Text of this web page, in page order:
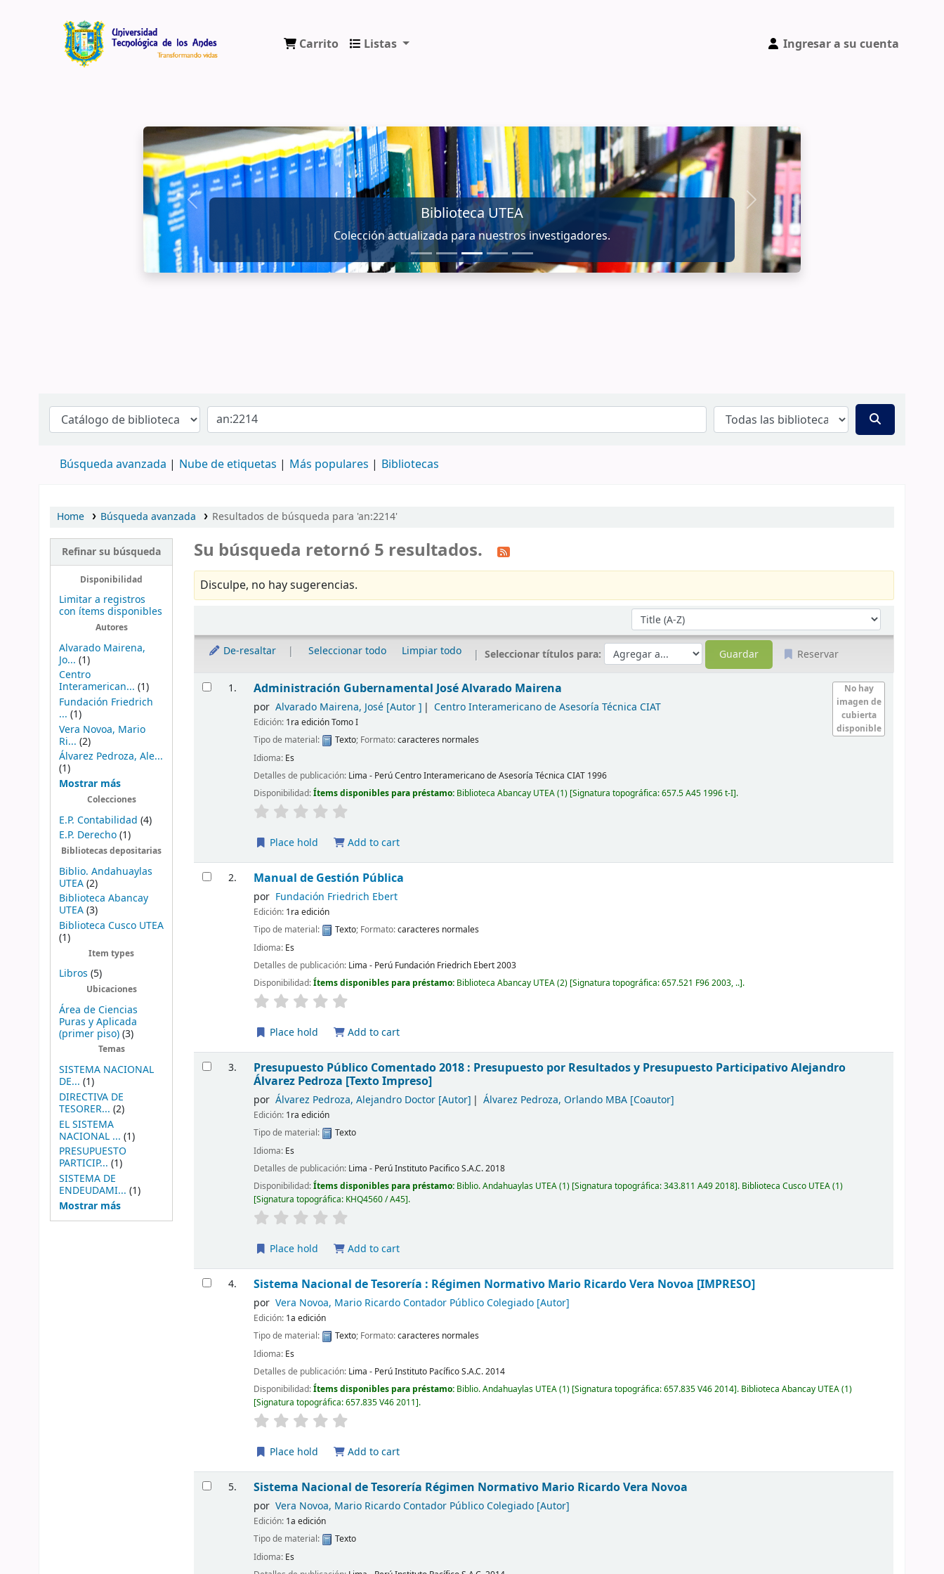
Biblioteca Virtual Universidad Tecnológica de los Andes
Carrito Listas Ingresar a su cuenta
Búsqueda avanzada Nube de etiquetas Más populares Bibliotecas
Home Búsqueda avanzada Resultados de búsqueda para 'an:2214'
Refinar su búsqueda
Disponibilidad
Limitar a registros
con ítems disponibles
Autores
Alvarado Mairena,
Jo... (1)
Centro
Interamerican... (1)
Fundación Friedrich
... (1)
Vera Novoa, Mario
Ri... (2)
Álvarez Pedroza, Ale...
(1)
Mostrar más
Colecciones
E.P. Contabilidad (4)
E.P. Derecho(1)
Bibliotecas depositarias
Biblio. Andahuaylas
UTEA(2)
Biblioteca Abancay
UTEA(3)
Biblioteca Cusco UTEA
(1)
Item types
Libros (5)
Ubicaciones
Área de Ciencias
Puras y Aplicada
(primer piso)(3)
Temas
SISTEMA NACIONAL
DE... (1)
DIRECTIVA DE
TESORER... (2)
EL SISTEMA
NACIONAL ... (1)
PRESUPUESTO
PARTICIP... (1)
SISTEMA DE
ENDEUDAMI... (1)
Mostrar más
Su búsqueda retornó 5 resultados.
Disculpe, no hay sugerencias.
Ordenar por:
De-resaltar Seleccionar todo Limpiar todo Seleccionar títulos para: Reservar
Resultados
1.
No hay
imagen de
cubierta
disponible
Administración GubernamentalJosé Alvarado Mairena
por Alvarado Mairena, José[Autor ] Centro Interamericano de Asesoría Técnica CIAT
Edición: 1ra edición Tomo I
Tipo de material:
Texto; Formato:caracteres normales
Idioma: Es
Detalles de publicación: Lima - PerúCentro Interamericano de Asesoría Técnica CIAT 1996
Disponibilidad:Ítems disponibles para préstamo: Biblioteca Abancay UTEA(1) Signatura topográfica:657.5 A45 1996 t-I .
Place hold Add to cart
2. Manual de Gestión Pública
por Fundación Friedrich Ebert
Edición: 1ra edición
Tipo de material:
Texto; Formato:caracteres normales
Idioma: Es
Detalles de publicación: Lima - Perú Fundación Friedrich Ebert2003
Disponibilidad:Ítems disponibles para préstamo: Biblioteca Abancay UTEA(2) Signatura topográfica:657.521 F96 2003, .. .
Place hold Add to cart
3. Presupuesto Público Comentado 2018 : Presupuesto por Resultados y Presupuesto ParticipativoAlejandro
Álvarez Pedroza [Texto Impreso]
por Álvarez Pedroza, Alejandro Doctor[Autor] Álvarez Pedroza, Orlando MBA [Coautor]
Edición: 1ra edición
Tipo de material:
Texto
Idioma: Es
Detalles de publicación: Lima - PerúInstituto Pacifico S.A.C.2018
Disponibilidad:Ítems disponibles para préstamo: Biblio. Andahuaylas UTEA(1) Signatura topográfica:343.811 A49 2018 . Biblioteca Cusco UTEA(1)
Signatura topográfica: KHQ4560 / A45 .
Place hold Add to cart
4. Sistema Nacional de Tesorería : Régimen Normativo Mario Ricardo Vera Novoa [IMPRESO]
por Vera Novoa, Mario Ricardo Contador Público Colegiado[Autor]
Edición: 1a edición
Tipo de material:
Texto; Formato:caracteres normales
Idioma: Es
Detalles de publicación: Lima - PerúInstituto Pacífico S.A.C.2014
Disponibilidad:Ítems disponibles para préstamo: Biblio. Andahuaylas UTEA(1) Signatura topográfica:657.835 V46 2014 . Biblioteca Abancay UTEA(1)
Signatura topográfica:657.835 V46 2011 .
Place hold Add to cart
5. Sistema Nacional de Tesorería Régimen Normativo Mario Ricardo Vera Novoa
por Vera Novoa, Mario Ricardo Contador Público Colegiado[Autor]
Edición: 1a edición
Tipo de material:
Texto
Idioma: Es